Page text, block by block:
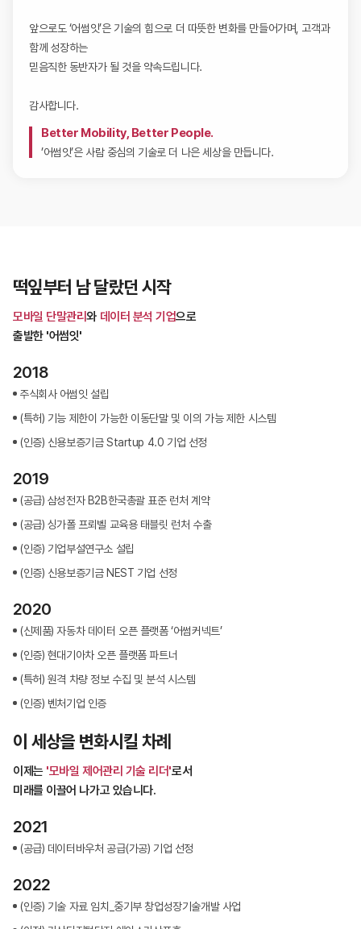
앞으로도 ‘어썸잇’은 기술의 힘으로 더 따뜻한 변화를 만들어가며, 고객과
함께 성장하는
믿음직한 동반자가 될 것을 약속드립니다.
감사합니다.
Better Mobility, Better People.
’어썸잇’은 사람 중심의 기술로 더 나은 세상을 만듭니다.
떡잎부터 남 달랐던 시작
모바일 단말관리와 데이터 분석 기업으로
출발한 '어썸잇'
2018
주식회사 어썸잇 설립
(특허) 기능 제한이 가능한 이동단말 및 이의 가능 제한 시스템
(인증) 신용보증기금 Startup 4.0 기업 선정
2019
(공급) 삼성전자 B2B한국총괄 표준 런처 계약
(공급) 싱가폴 프뢰벨 교육용 태블릿 런처 수출
(인증) 기업부설연구소 설립
(인증) 신용보증기금 NEST 기업 선정
2020
(신제품) 자동차 데이터 오픈 플랫폼 ‘어썸커넥트’
(인증) 현대기아차 오픈 플랫폼 파트너
(특허) 원격 차량 정보 수집 및 분석 시스템
(인증) 벤처기업 인증
이 세상을 변화시킬 차례
이제는 '모바일 제어관리 기술 리더'로서
미래를 이끌어 나가고 있습니다.
2021
(공급) 데이터바우처 공급(가공) 기업 선정
2022
(인증) 기술 자료 임치_중기부 창업성장기술개발 사업